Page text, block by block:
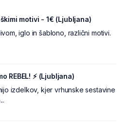
motivi - 1€ (Ljubljana)
iglo in šablono, različni motivi.
REBEL! ⚡ (Ljubljana)
izdelkov, kjer vrhunske sestavine